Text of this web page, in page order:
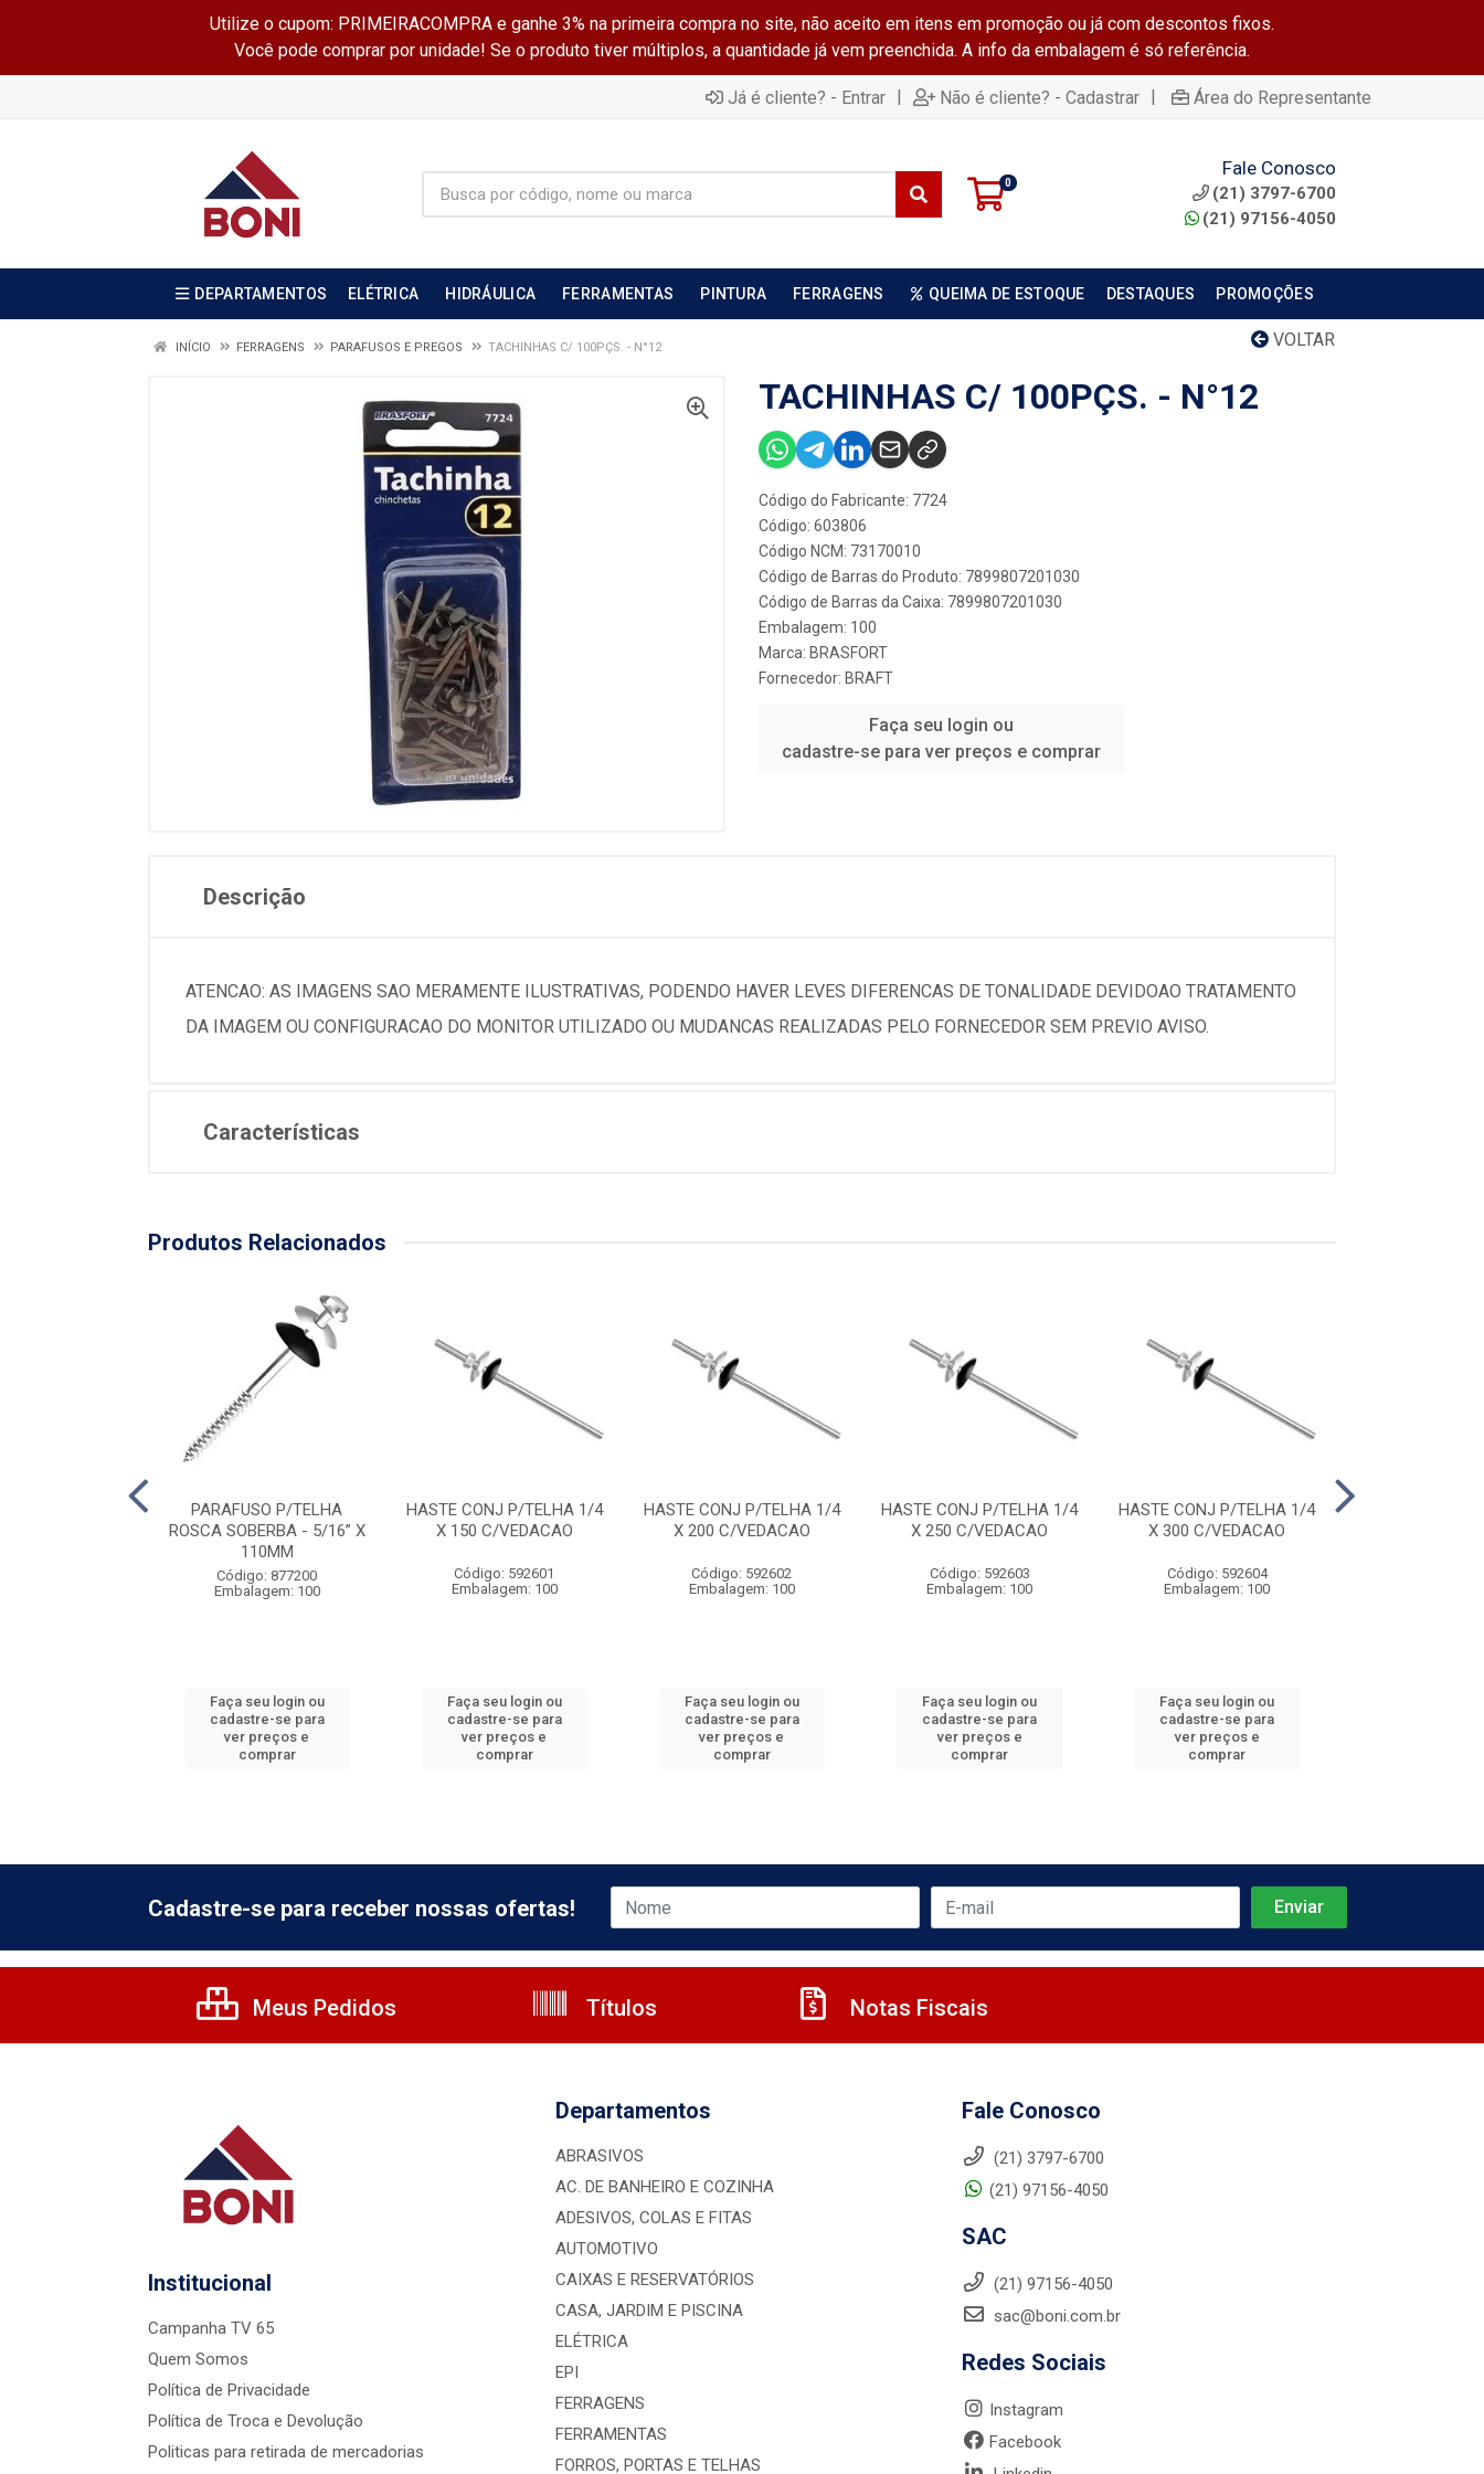
Utilize o cupom: PRIMEIRACOMPRA e ganhe 3% na primeira compra no site, não aceito em itens em promoção ou já com descontos fixos.
Você pode comprar por unidade! Se o produto tiver múltiplos, a quantidade já vem preenchida. A info da embalagem é só referência.
Já é cliente? - Entrar | Não é cliente? - Cadastrar | Área do Representante
0
Fale Conosco
(21) 3797-6700
(21) 97156-4050
DEPARTAMENTOS ELÉTRICA HIDRÁULICA FERRAMENTAS PINTURA FERRAGENS QUEIMA DE ESTOQUE DESTAQUES PROMOÇÕES
VOLTAR
INÍCIO FERRAGENS PARAFUSOS E PREGOS TACHINHAS C/ 100PÇS. - N°12
TACHINHAS C/ 100PÇS. - N°12
Código do Fabricante: 7724
Código: 603806
Código NCM: 73170010
Código de Barras do Produto: 7899807201030
Código de Barras da Caixa: 7899807201030
Embalagem: 100
Marca: BRASFORT
Fornecedor: BRAFT
Faça seu login ou
cadastre-se para ver preços e comprar
Descrição
ATENCAO: AS IMAGENS SAO MERAMENTE ILUSTRATIVAS, PODENDO HAVER LEVES DIFERENCAS DE TONALIDADE DEVIDOAO TRATAMENTO
DA IMAGEM OU CONFIGURACAO DO MONITOR UTILIZADO OU MUDANCAS REALIZADAS PELO FORNECEDOR SEM PREVIO AVISO.
Características
Produtos Relacionados
PARAFUSO P/TELHA
ROSCA SOBERBA - 5/16” X
110MM
Código: 877200
Embalagem: 100
Faça seu login ou
cadastre-se para
ver preços e
comprar
HASTE CONJ P/TELHA 1/4
X 150 C/VEDACAO
Código: 592601
Embalagem: 100
Faça seu login ou
cadastre-se para
ver preços e
comprar
HASTE CONJ P/TELHA 1/4
X 200 C/VEDACAO
Código: 592602
Embalagem: 100
Faça seu login ou
cadastre-se para
ver preços e
comprar
HASTE CONJ P/TELHA 1/4
X 250 C/VEDACAO
Código: 592603
Embalagem: 100
Faça seu login ou
cadastre-se para
ver preços e
comprar
HASTE CONJ P/TELHA 1/4
X 300 C/VEDACAO
Código: 592604
Embalagem: 100
Faça seu login ou
cadastre-se para
ver preços e
comprar
Cadastre-se para receber nossas ofertas!
Meus Pedidos Títulos Notas Fiscais
Institucional
Campanha TV 65
Quem Somos
Política de Privacidade
Política de Troca e Devolução
Politicas para retirada de mercadorias
Departamentos
ABRASIVOS
AC. DE BANHEIRO E COZINHA
ADESIVOS, COLAS E FITAS
AUTOMOTIVO
CAIXAS E RESERVATÓRIOS
CASA, JARDIM E PISCINA
ELÉTRICA
EPI
FERRAGENS
FERRAMENTAS
FORROS, PORTAS E TELHAS
Fale Conosco
(21) 3797-6700
(21) 97156-4050
SAC
(21) 97156-4050
sac@boni.com.br
Redes Sociais
Instagram
Facebook